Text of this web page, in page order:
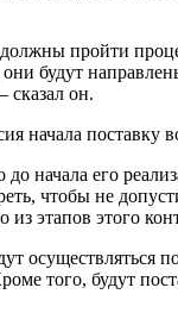
пройти
будут
сказал он.
начала поставку
до начала его
чтобы не
этапов этого
осуществляться
того, будут